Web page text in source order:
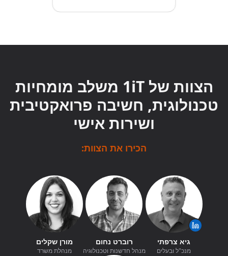
הצוות של 1iT משלב מומחיות
טכנולוגית, חשיבה פרואקטיבית
ושירות אישי
הכירו את הצוות:
גיא צרפתי
מנכ"ל ובעלים
רוברט נחום
מנהל חדשנות וטכנולוגיה
מורן שקלים
מנהלת משרד